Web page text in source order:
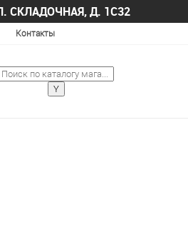
СКЛАДОЧНАЯ, Д. 1С32
Контакты